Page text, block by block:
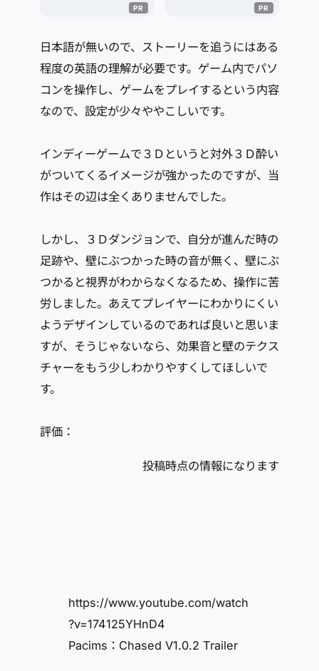
日本語が無いので、ストーリーを追うにはある
程度の英語の理解が必要です。ゲーム内でパソ
コンを操作し、ゲームをプレイするという内容
なので、設定が少々ややこしいです。
インディーゲームで３Ｄというと対外３Ｄ酔い
がついてくるイメージが強かったのですが、当
作はその辺は全くありませんでした。
しかし、３Ｄダンジョンで、自分が進んだ時の
足跡や、壁にぶつかった時の音が無く、壁にぶ
つかると視界がわからなくなるため、操作に苦
労しました。あえてプレイヤーにわかりにくい
ようデザインしているのであれば良いと思いま
すが、そうじゃないなら、効果音と壁のテクス
チャーをもう少しわかりやすくしてほしいで
す。
評価：
投稿時点の情報になります
https://www.youtube.com/watch
?v=174125YHnD4
Pacims：Chased V1.0.2 Trailer